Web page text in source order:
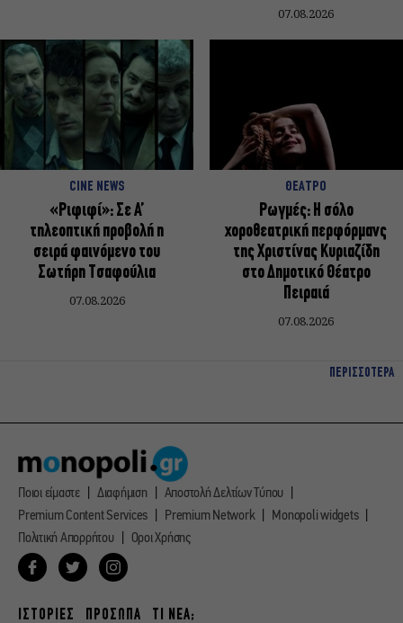
07.08.2026
CINE NEWS
«Ριφιφί»: Σε Α’
τηλεοπτική προβολή η
σειρά φαινόμενο του
Σωτήρη Τσαφούλια
07.08.2026
ΘΕΑΤΡΟ
Ρωγμές: Η σόλο
χοροθεατρική περφόρμανς
της Χριστίνας Κυριαζίδη
στο Δημοτικό Θέατρο
Πειραιά
07.08.2026
ΠΕΡΙΣΣΟΤΕΡΑ
Ποιοι είμαστε Διαφήμιση
Αποστολή Δελτίων Τύπου
Premium Content Services
Premium Network
Monopoli widgets
Πολιτική Απορρήτου
Οροι Χρήσης
ΙΣΤΟΡΙΕΣ ΠΡΟΣΩΠΑ ΤΙ ΝΕΑ;